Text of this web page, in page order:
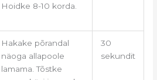
Hoidke 8-10 korda.
Hakake põrandal
näoga allapoole
lamama. Tõstke
30
sekundit